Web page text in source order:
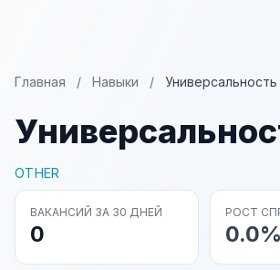
Главная / Навыки / Универсальность
OTHER
ВАКАНСИЙ ЗА 30 ДНЕЙ
0
РОСТ
0.0%